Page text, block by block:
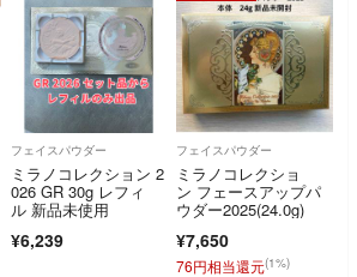
フェイスパウダー
ミラノコレクション 2
026 GR 30g レフィ
ル 新品未使用
¥6,239
フェイスパウダー
ミラノコレクショ
ン フェースアップパ
ウダー2025(24.0g)
¥7,650
76円相当還元(1%)